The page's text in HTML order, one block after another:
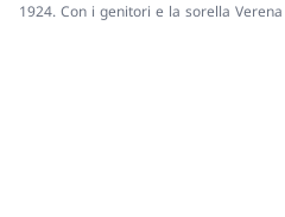
1924. Con i genitori e la sorella Verena